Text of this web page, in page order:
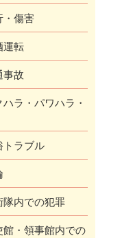
傷害
転
故
ラ・パワハラ・
ラブル
内での犯罪
・領事館内での